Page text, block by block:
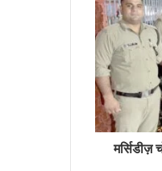
मर्सिडीज़